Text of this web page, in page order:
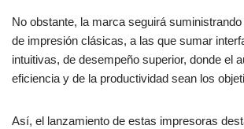
No obstante, la marca seguirá
de impresión clásicas, a las que sumar
intuitivas, de desempeño superior, donde el
eficiencia y de la productividad sean los
Así, el lanzamiento de estas impresoras